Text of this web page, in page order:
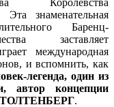
Королевства
Эта знаменательная
Баренц-
заставляет
международная
и вспомнить, как
легенда, один из
автор концепции
СТОЛТЕНБЕРГ.